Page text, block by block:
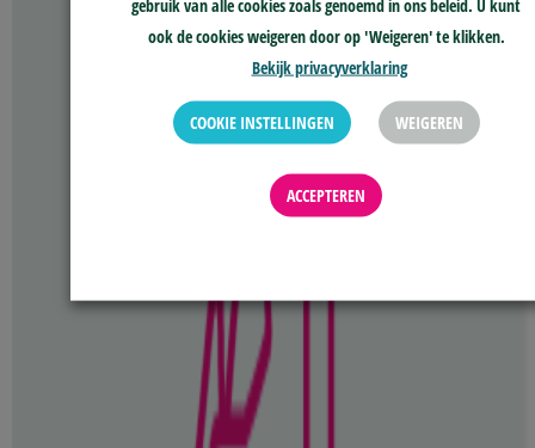
gebruik van alle cookies zoals genoemd in ons beleid. U kunt
ook de cookies weigeren door op 'Weigeren' te klikken.
Bekijk privacyverklaring
COOKIE INSTELLINGEN WEIGEREN
ACCEPTEREN